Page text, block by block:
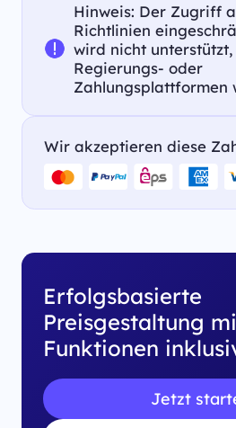
Hinweis: Der Zugriff
Richtlinien
wird nicht unterstützt,
Regierungs- oder
Zahlungsplattformen
Wir akzeptieren diese
Erfolgsbasierte
Preisgestaltung
Funktionen
Jetzt